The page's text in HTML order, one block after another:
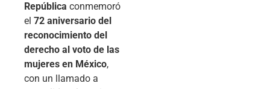
República conmemoró
el 72 aniversario del
reconocimiento del
derecho al voto de las
mujeres en México,
con un llamado a